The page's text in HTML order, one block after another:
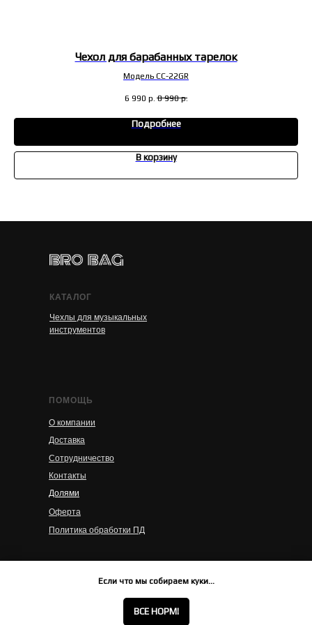
Чехол для барабанных тарелок
Модель CC-22GR
6 990 р. 8 990 р.
Подробнее
В корзину
КАТАЛОГ
Чехлы для музыкальных
инструментов
ПОМОЩЬ
Долями
О компании
Доставка
Контакты
Оферта
Политика обработки ПД
Сотрудничество
Если что мы собираем куки...
ВСЕ НОРМ!